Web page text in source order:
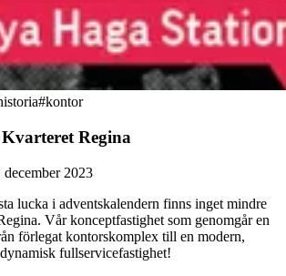
#kontor
Regina
december 2023
lucka i adventskalendern finns inget mindre
Vår konceptfastighet som genomgår en
förlegat kontorskomplex till en modern,
fullservicefastighet!